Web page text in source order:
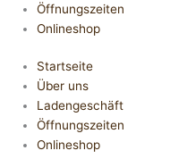
Öffnungszeiten
Onlineshop
Startseite
Über uns
Ladengeschäft
Öffnungszeiten
Onlineshop